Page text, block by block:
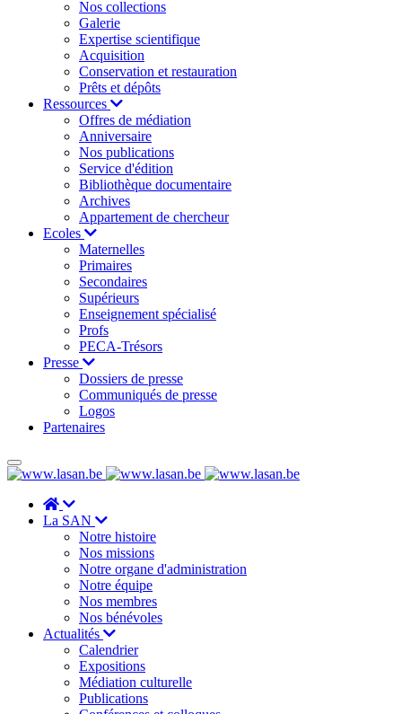
Nos collections
Galerie
Expertise scientifique
Acquisition
Conservation et restauration
Prêts et dépôts
Ressources
Offres de médiation
Anniversaire
Nos publications
Service d'édition
Bibliothèque documentaire
Archives
Appartement de chercheur
Ecoles
Maternelles
Primaires
Secondaires
Supérieurs
Enseignement spécialisé
Profs
PECA-Trésors
Presse
Dossiers de presse
Communiqués de presse
Logos
Partenaires
La SAN
Notre histoire
Nos missions
Notre organe d'administration
Notre équipe
Nos membres
Nos bénévoles
Actualités
Calendrier
Expositions
Médiation culturelle
Publications